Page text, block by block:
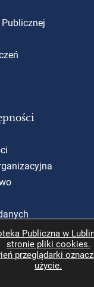
Małoletnich (SOM)
Publiczna w
stronie pliki cookies.
przeglądarki
użycie.